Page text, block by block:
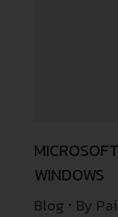
WINDOWS
Blog By